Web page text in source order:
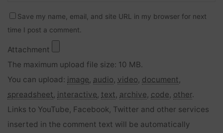
Save my name, email, and site URL in my browser for next
time I post a comment.
Attachment
The maximum upload file size: 10 MB.
You can upload: image, audio, video, document,
spreadsheet, interactive, text, archive, code, other.
Links to YouTube, Facebook, Twitter and other services
inserted in the comment text will be automatically